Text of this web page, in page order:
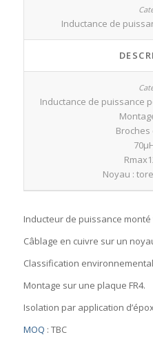
Inductance de
Inductance de puissance
Broches
Noyau :
Inducteur de puissance
Câblage en cuivre sur un
Classification
Montage sur une plaque FR4.
Isolation par application
MOQ : TBC